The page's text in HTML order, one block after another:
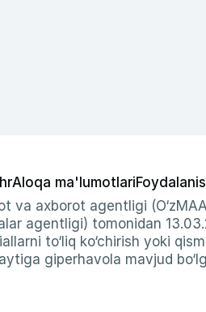
Aloqa ma'lumotlari
va axborot agentligi
agentligi) tomonidan
to‘liq ko‘chirish yoki
giperhavola mavjud